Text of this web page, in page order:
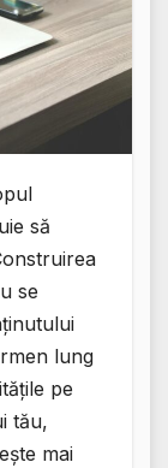
să
se
lung
pe
tău,
mai